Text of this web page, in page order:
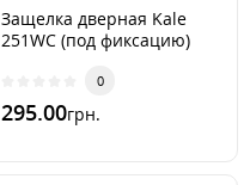
Защелка дверная Kale
251WC (под фиксацию)
0
295.00грн.